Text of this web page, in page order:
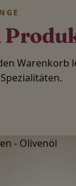
Warenkorb